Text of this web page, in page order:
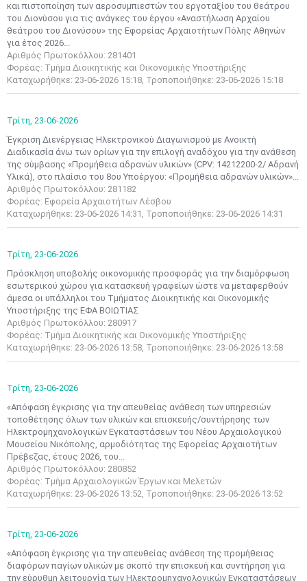
και πιστοποίηση των αεροσυμπιεστών του εργοταξίου του θεάτρου
του Διονύσου για τις ανάγκες του έργου «Αναστήλωση Αρχαίου
θεάτρου του Διονύσου» της Εφορείας Αρχαιοτήτων Πόλης Αθηνών
για έτος 2026...
Αριθμός Πρωτοκόλλου: 281401
Φορέας: Τμήμα Διοικητικής και Οικονομικής Υποστήριξης
Καταχωρήθηκε: 23-06-2026 15:18, Τροποποιήθηκε: 23-06-2026 15:18
Τρίτη, 23-06-2026
Έγκριση Διενέργειας Ηλεκτρονικού Διαγωνισμού με Ανοικτή
Διαδικασία άνω των ορίων για την επιλογή αναδόχου για την ανάθεση
της σύμβασης «Προμήθεια αδρανών υλικών» (CPV: 14212200-2/ Αδρανή
Υλικά), στο πλαίσιο του 8ου Υποέργου: «Προμήθεια αδρανών υλικών»...
Αριθμός Πρωτοκόλλου: 281182
Φορέας: Εφορεία Αρχαιοτήτων Λέσβου
Καταχωρήθηκε: 23-06-2026 14:31, Τροποποιήθηκε: 23-06-2026 14:31
Τρίτη, 23-06-2026
Πρόσκληση υποβολής οικονομικής προσφοράς για την διαμόρφωση
εσωτερικού χώρου για κατασκευή γραφείων ώστε να μεταφερθούν
άμεσα οι υπάλληλοι του Τμήματος Διοικητικής και Οικονομικής
Υποστήριξης της ΕΦΑ ΒΟΙΩΤΙΑΣ
Αριθμός Πρωτοκόλλου: 280917
Φορέας: Τμήμα Διοικητικής και Οικονομικής Υποστήριξης
Καταχωρήθηκε: 23-06-2026 13:58, Τροποποιήθηκε: 23-06-2026 13:58
Τρίτη, 23-06-2026
«Απόφαση έγκρισης για την απευθείας ανάθεση των υπηρεσιών
τοποθέτησης όλων των υλικών και επισκευής/συντήρησης των
Ηλεκτρομηχανολογικών Εγκαταστάσεων του Νέου Αρχαιολογικού
Μουσείου Νικόπολης, αρμοδιότητας της Εφορείας Αρχαιοτήτων
Πρέβεζας, έτους 2026, του...
Αριθμός Πρωτοκόλλου: 280852
Φορέας: Τμήμα Αρχαιολογικών Έργων και Μελετών
Καταχωρήθηκε: 23-06-2026 13:52, Τροποποιήθηκε: 23-06-2026 13:52
Τρίτη, 23-06-2026
«Απόφαση έγκρισης για την απευθείας ανάθεση της προμήθειας
διαφόρων παγίων υλικών με σκοπό την επισκευή και συντήρηση για
την εύρυθμη λειτουργία των Ηλεκτρομηχανολογικών Εγκαταστάσεων